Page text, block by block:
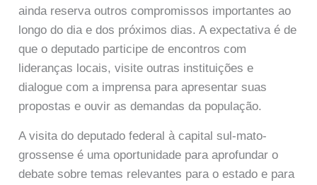
ainda reserva outros compromissos importantes ao
longo do dia e dos próximos dias. A expectativa é de
que o deputado participe de encontros com
lideranças locais, visite outras instituições e
dialogue com a imprensa para apresentar suas
propostas e ouvir as demandas da população.
A visita do deputado federal à capital sul-mato-
grossense é uma oportunidade para aprofundar o
debate sobre temas relevantes para o estado e para